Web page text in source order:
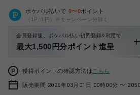
ポケパル払いで 0〜0ポイント
（1P=1円）※キャンペーン分除く
会員登録後、ポケパル払い初回登録&利用で
最大1,500円分ポイント進呈
獲得ポイントの確認方法は こちら
販売期間 2026年03月01日 00時00分 〜